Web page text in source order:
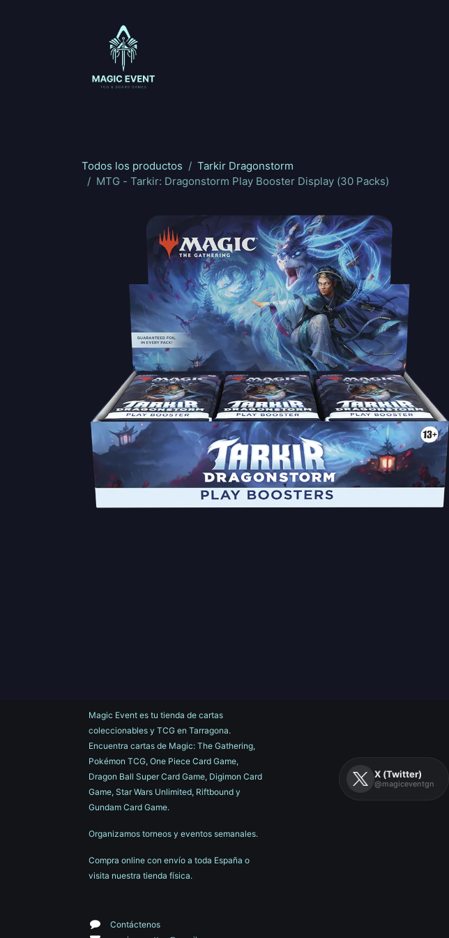
Todos los productos
Tarkir Dragonstorm
MTG - Tarkir: Dragonstorm Play Booster Display (30 Packs)
Magic Event es tu tienda de cartas
coleccionables y TCG en Tarragona.
Encuentra cartas de Magic: The Gathering,
Pokémon TCG, One Piece Card Game,
Dragon Ball Super Card Game, Digimon Card
Game, Star Wars Unlimited, Riftbound y
Gundam Card Game.
Organizamos torneos y eventos semanales.
Compra online con envío a toda España o
visita nuestra tienda física.
Contáctenos
X (Twitter)
@magiceventgn